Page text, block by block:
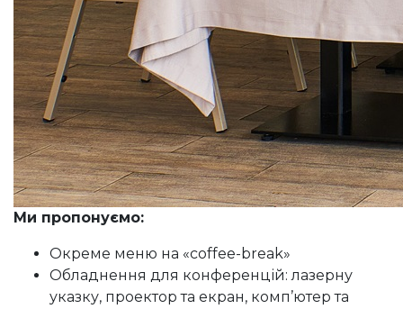
Ми пропонуємо:
Окреме меню на «coffee-break»
Обладнення для конференцій: лазерну
указку, проектор та екран, комп’ютер та